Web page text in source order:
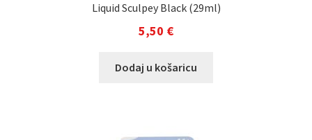
Liquid Sculpey Black (29ml)
5,50 €
Dodaj u košaricu